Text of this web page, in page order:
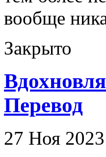
вообще
Закрыто
Перевод
27 Ноя